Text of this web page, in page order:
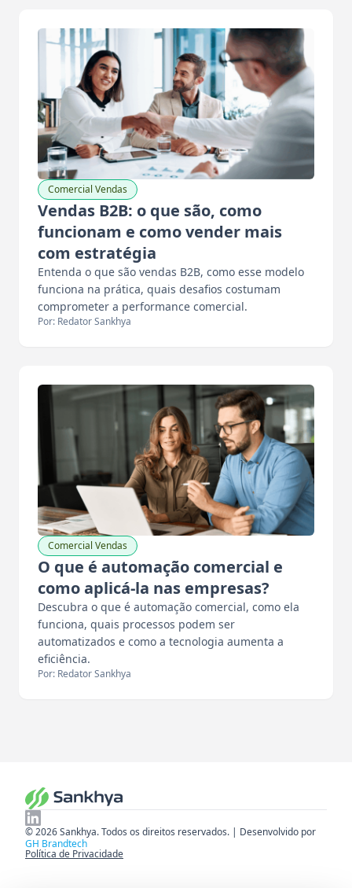
Comercial Vendas
Vendas B2B: o que são, como
funcionam e como vender mais
com estratégia
Entenda o que são vendas B2B, como esse modelo
funciona na prática, quais desafios costumam
comprometer a performance comercial.
Por: Redator Sankhya
Comercial Vendas
O que é automação comercial e
como aplicá-la nas empresas?
Descubra o que é automação comercial, como ela
funciona, quais processos podem ser
automatizados e como a tecnologia aumenta a
eficiência.
Por: Redator Sankhya
© 2026 Sankhya. Todos os direitos reservados. | Desenvolvido por
GH Brandtech
Política de Privacidade